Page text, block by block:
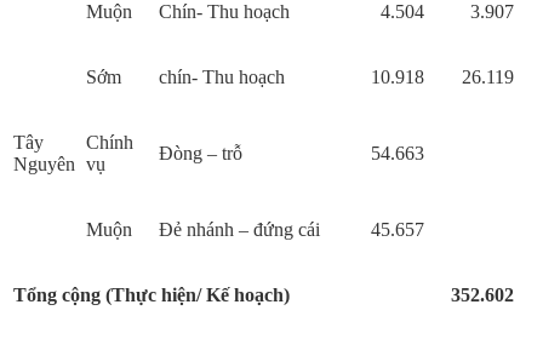
Muộn Chín- Thu hoạch 4.504 3.907
Tây
Nguyên
Sớm chín- Thu hoạch 10.918 26.119
Chính
vụ
Đòng – trỗ 54.663
Muộn Đẻ nhánh – đứng cái 45.657
Tổng cộng (Thực hiện/ Kế hoạch) 352.602